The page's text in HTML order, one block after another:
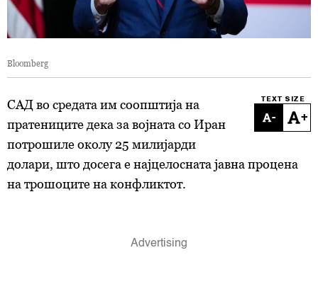
Bloomberg
TEXT SIZE
- +
САД во средата им соопштија на
пратениците дека за војната со Иран
потрошиле околу 25 милијарди
долари, што досега е најцелосната јавна процена
на трошоците на конфликтот.